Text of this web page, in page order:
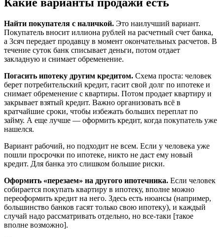
Найти покупателя с наличкой. Это наилучший вариант.
Покупатель вносит иллиона рублей на расчетный счет банка,
а 3сяч передает продавцу в момент окончательных расчетов. В
течение суток банк списывает деньги, потом отдает
закладную и снимает обременение.
Погасить ипотеку другим кредитом. Схема проста: человек
берет потребительский кредит, гасит свой долг по ипотеке и
снимает обременение с квартиры. Потом продает квартиру и
закрывает взятый кредит. Важно организовать всё в
кратчайшие сроки, чтобы избежать больших переплат по
займу. А еще лучше — оформить кредит, когда покупатель уже
нашелся.
Вариант рабочий, но подходит не всем. Если у человека уже
пошли просрочки по ипотеке, никто не даст ему новый
кредит. Для банка это слишком большие риски.
Оформить «перезаем» на другого ипотечника. Если человек
собирается покупать квартиру в ипотеку, вполне можно
переоформить кредит на него. Здесь есть нюансы (например,
большинство банков гасят только свою ипотеку), и каждый
случай надо рассматривать отдельно, но все-таки [такое
вполне возможно].